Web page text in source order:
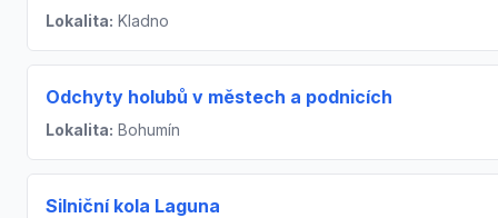
Lokalita: Kladno
Odchyty holubů v městech a podnicích
Lokalita: Bohumín
Silniční kola Laguna